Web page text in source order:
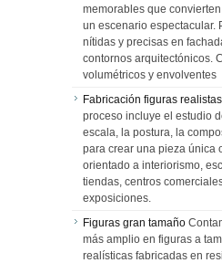
memorables que
un escenario espectacular.
nítidas y precisas en
contornos arquitectónicos.
volumétricos y envolventes
Fabricación figuras
proceso incluye el estudio
escala, la postura, la
para crear una pieza única
orientado a interiorismo,
tiendas, centros
exposiciones.
Figuras gran tamaño
más amplio en figuras a
realísticas fabricadas en